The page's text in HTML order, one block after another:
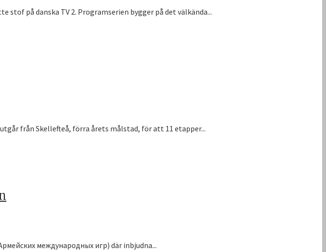
stof på danska TV 2. Programserien bygger på det välkända...
från Skellefteå, förra årets målstad, för att 11 etapper...
международных игр) där inbjudna...